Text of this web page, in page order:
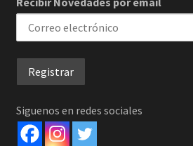
Siguenos en redes sociales